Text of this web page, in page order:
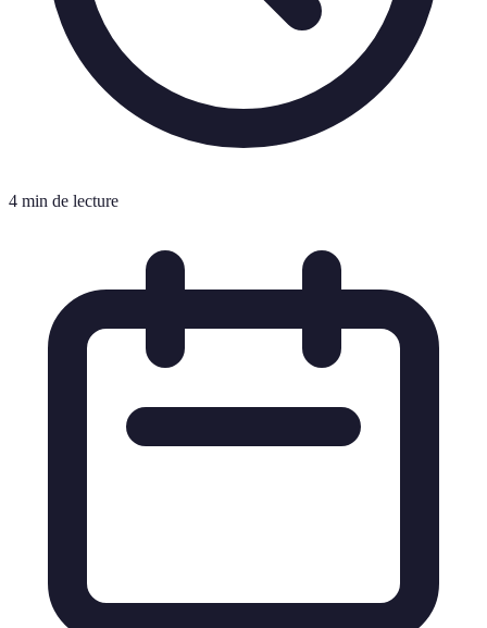
4 min de lecture